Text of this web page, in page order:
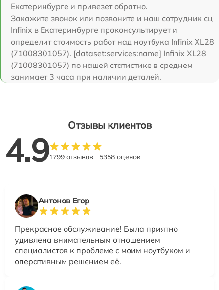
Екатеринбурге и привезет обратно.
Закажите звонок или позвоните и наш сотрудник сц
Infinix в Екатеринбурге проконсультирует и
определит стоимость работ над ноутбука Infinix XL28
(71008301057). [dataset:services:name] Infinix XL28
(71008301057) по нашей статистике в среднем
занимает 3 часа при наличии деталей.
Отзывы клиентов
4.91799 отзывов 5358 оценок
Антонов Егор
Прекрасное обслуживание! Была приятно
удивлена внимательным отношением
специалистов к проблеме с моим ноутбуком и
оперативным решением её.